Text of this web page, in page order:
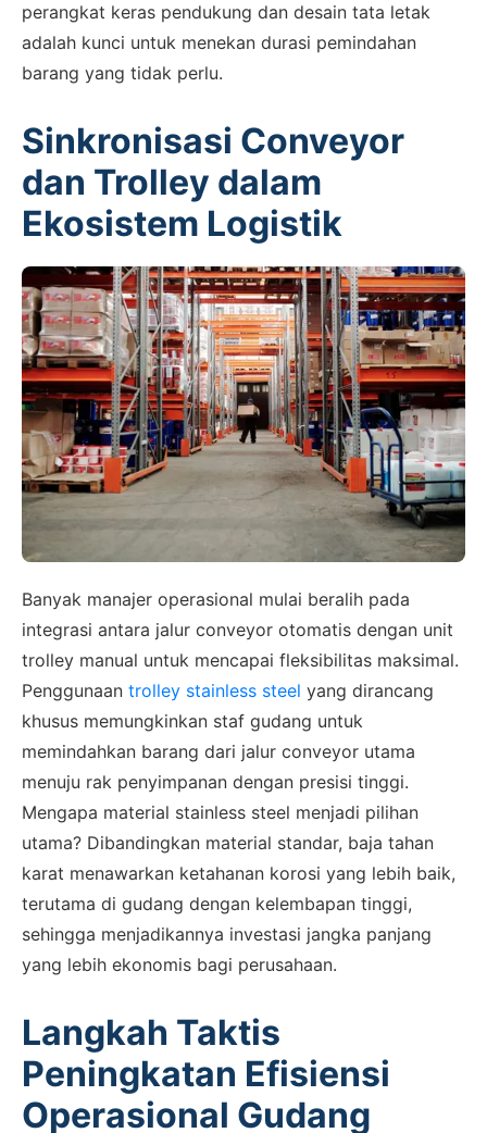
perangkat keras pendukung dan desain tata letak
adalah kunci untuk menekan durasi pemindahan
barang yang tidak perlu.
Sinkronisasi Conveyor
dan Trolley dalam
Ekosistem Logistik
Banyak manajer operasional mulai beralih pada
integrasi antara jalur conveyor otomatis dengan unit
trolley manual untuk mencapai fleksibilitas maksimal.
Penggunaan trolley stainless steel yang dirancang
khusus memungkinkan staf gudang untuk
memindahkan barang dari jalur conveyor utama
menuju rak penyimpanan dengan presisi tinggi.
Mengapa material stainless steel menjadi pilihan
utama? Dibandingkan material standar, baja tahan
karat menawarkan ketahanan korosi yang lebih baik,
terutama di gudang dengan kelembapan tinggi,
sehingga menjadikannya investasi jangka panjang
yang lebih ekonomis bagi perusahaan.
Langkah Taktis
Peningkatan Efisiensi
Operasional Gudang